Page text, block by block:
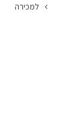
למכירה